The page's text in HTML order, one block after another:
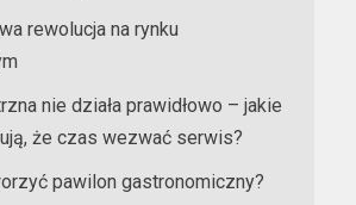
rewolucja na rynku
nie działa prawidłowo – jakie
że czas wezwać serwis?
pawilon gastronomiczny?